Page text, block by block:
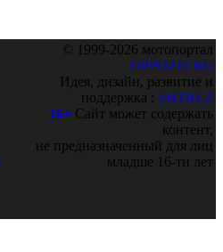
© 1999-2026 мотопортал
OPPOZIT.RU
Идея, дизайн, развитие и
поддержка : SHTRLZ
16+ Сайт может содержать
контент,
не предназначенный для лиц
младше 16-ти лет